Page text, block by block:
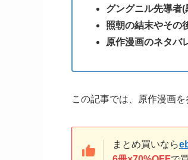
グングニル先導者(
照朝の結末やその
原作漫画のネタバ
この記事では、原作漫画を
まとめ買いなら